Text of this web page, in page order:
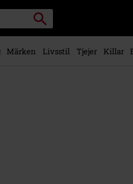
Sök
Märken Livsstil Tjejer Killar